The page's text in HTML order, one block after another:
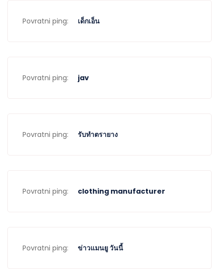
Povratni ping: เด็กเอ็น
Povratni ping: jav
Povratni ping: รับทำตรายาง
Povratni ping: clothing manufacturer
Povratni ping: ข่าวแมนยู วันนี้